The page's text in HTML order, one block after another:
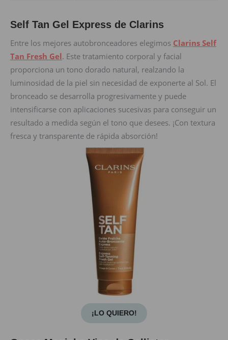
Self Tan Gel Express de Clarins
Entre los mejores autobronceadores elegimos Clarins Self
Tan Fresh Gel. Este tratamiento corporal y facial
proporciona un tono dorado natural, realzando la
luminosidad de la piel sin necesidad de exponerte al Sol. El
bronceado se desarrolla progresivamente y puede
intensificarse con aplicaciones sucesivas para conseguir un
resultado a medida según el tono que desees. ¡Con textura
fresca y transparente de rápida absorción!
¡LO QUIERO!